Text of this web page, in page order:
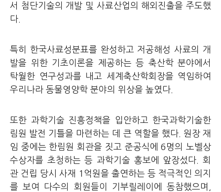
서 첨단기술의 개발 및 사료산업의 해외진출을 주도했
다.
특히 한국사료성분표를 완성하고 저공해성 사료의 개
발을 위한 기초이론을 제공하는 등 축산학 분야에서
탁월한 연구성과를 내고 세계축산학회장을 역임하여
우리나라 동물영양학 분야의 위상을 높였다.
또한 과학기술 진흥정책을 입안하고 한국과학기술한
림원 발전 기틀을 마련하는 데 큰 역할을 했다. 원장 재
임 중에는 한림원 회관을 짓고 준공식에 6명의 노벨상
수상자를 초청하는 등 과학기술 홍보에 앞장섰다. 회
관 건립 당시 사재 1억원을 출연하는 등 적극적인 의지
를 보여 다수의 회원들이 기부릴레이에 동참했으며,